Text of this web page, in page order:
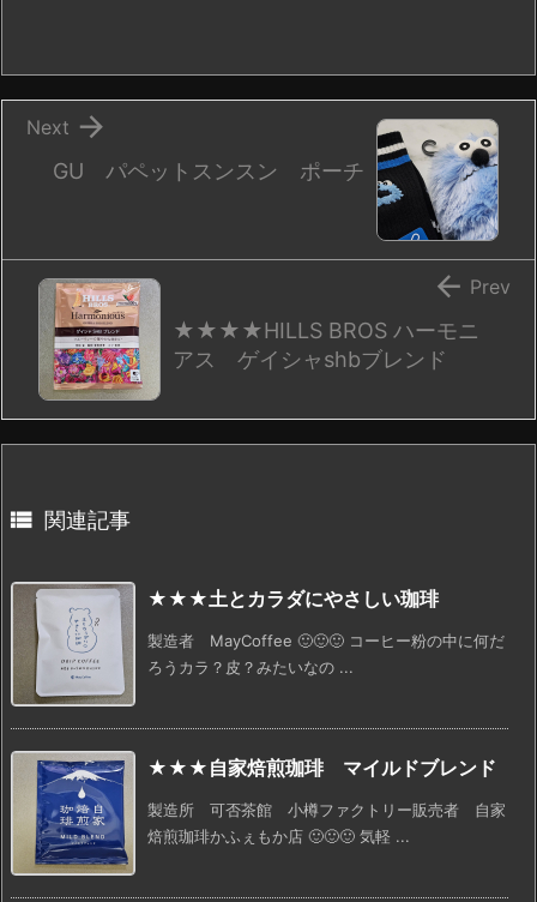
GU パペットスンスン ポーチ

Next
★★★★HILLS BROS ハーモニ
アス ゲイシャshbブレンド
 Prev
 関連記事
★★★土とカラダにやさしい珈琲
製造者 MayCoffee 🙂🙂🙂 コーヒー粉の中に何だ
ろうカラ？皮？みたいなの ...
★★★自家焙煎珈琲 マイルドブレンド
製造所 可否茶館 小樽ファクトリー販売者 自家
焙煎珈琲かふぇもか店 🙂🙂🙂 気軽 ...